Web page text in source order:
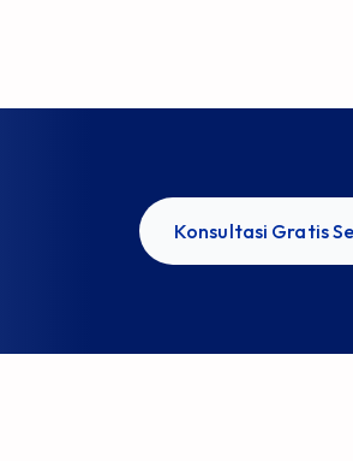
Konsultasi Gratis